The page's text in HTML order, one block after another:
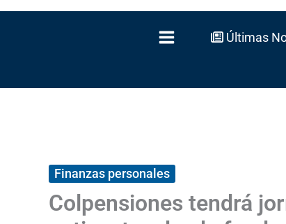
Últimas
Finanzas personales
Colpensiones tendrá